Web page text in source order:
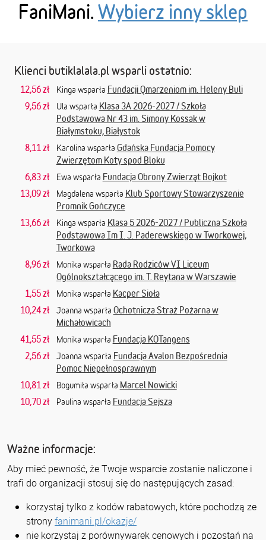
FaniMani. Wybierz inny sklep
Klienci butiklalala.pl wsparli ostatnio:
12,56 zł Kinga wsparła Fundacji Qmarzeniom im. Heleny Buli
9,56 zł
Ula wsparła Klasa 3A 2026-2027 / Szkoła
Podstawowa Nr 43 im. Simony Kossak w
Białymstoku, Białystok
8,11 zł
Karolina wsparła Gdańska Fundacja Pomocy
Zwierzętom Koty spod Bloku
6,83 zł
Ewa wsparła Fundacja Obrony Zwierząt Bojkot
13,09 zł
Magdalena wsparła Klub Sportowy Stowarzyszenie
Promnik Gończyce
13,66 zł
Kinga wsparła Klasa 5 2026-2027 / Publiczna Szkoła
Podstawowa Im I. J. Paderewskiego w Tworkowej,
Tworkowa
8,96 zł
Monika wsparła Rada Rodziców VI Liceum
Ogólnokształcącego im. T. Reytana w Warszawie
1,55 zł
Monika wsparła Kacper Sioła
10,24 zł
Joanna wsparła Ochotnicza Straż Pożarna w
Michałowicach
41,55 zł
Monika wsparła Fundacja KOTangens
2,56 zł
Joanna wsparła Fundacja Avalon Bezpośrednia
Pomoc Niepełnosprawnym
10,81 zł
Bogumiła wsparła Marcel Nowicki
10,70 zł
Paulina wsparła Fundacja Sejsza
Ważne informacje:
Aby mieć pewność, że Twoje wsparcie zostanie naliczone i
trafi do organizacji stosuj się do następujących zasad:
korzystaj tylko z kodów rabatowych, które pochodzą ze
stronyfanimani.pl/okazje/
nie korzystaj z porównywarek cenowych i pozostań na